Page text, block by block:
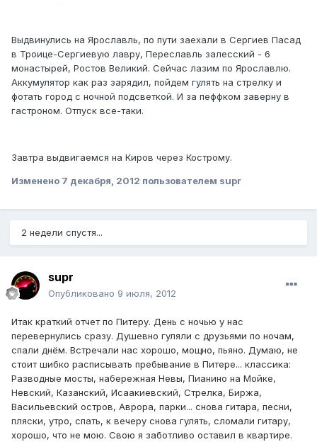
Выдвинулись на Ярославль, по пути заехали в Сергиев Пасад
в Троице-Сергиевую лавру, Переславль залесский - 6
монастырей, Ростов Великий. Сейчас лазим по Ярославлю.
Аккумулятор как раз зарядил, пойдем гулять на стрелку и
фотать город с ночной подсветкой. И за пеффком заверну в
гастроном. Отпуск все-таки.
Завтра выдвигаемся на Киров через Кострому.
Изменено 7 декабря, 2012 пользователем supr
2 недели спустя...
supr
Опубликовано 9 июля, 2012
Итак краткий отчет по Питеру. День с ночью у нас
перевернулись сразу. Душевно гуляли с друзьями по ночам,
спали днём. Встречали нас хорошо, мощно, пьяно. Думаю, не
стоит шибко расписывать пребывание в Питере... классика:
Разводные мосты, набережная Невы, Пианино на Мойке,
Невский, Казанский, Исаакиевский, Стрелка, Биржа,
Васильевский остров, Аврора, парки... снова гитара, песни,
пляски, утро, спать, к вечеру снова гулять, сломали гитару,
хорошо, что не мою. Свою я заботливо оставил в квартире.